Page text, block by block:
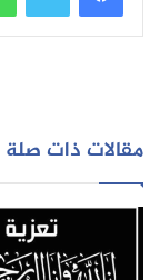
مقالات ذات صلة